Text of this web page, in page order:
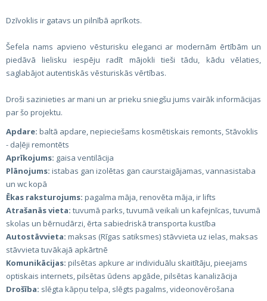
Dzīvoklis ir gatavs un pilnībā aprīkots.
Šefela nams apvieno vēsturisku eleganci ar modernām ērtībām un
piedāvā lielisku iespēju radīt mājokli tieši tādu, kādu vēlaties,
saglabājot autentiskās vēsturiskās vērtības.
Droši sazinieties ar mani un ar prieku sniegšu jums vairāk informācijas
par šo projektu.
Apdare: baltā apdare, nepieciešams kosmētiskais remonts, Stāvoklis
- daļēji remontēts
Aprīkojums: gaisa ventilācija
Plānojums: istabas gan izolētas gan caurstaigājamas, vannasistaba
un wc kopā
Ēkas raksturojums: pagalma māja, renovēta māja, ir lifts
Atrašanās vieta: tuvumā parks, tuvumā veikali un kafejnīcas, tuvumā
skolas un bērnudārzi, ērta sabiedriskā transporta kustība
Autostāvvieta: maksas (Rīgas satiksmes) stāvvieta uz ielas, maksas
stāvvieta tuvākajā apkārtnē
Komunikācijas: pilsētas apkure ar individuālu skaitītāju, pieejams
optiskais internets, pilsētas ūdens apgāde, pilsētas kanalizācija
Drošība: slēgta kāpņu telpa, slēgts pagalms, videonovērošana